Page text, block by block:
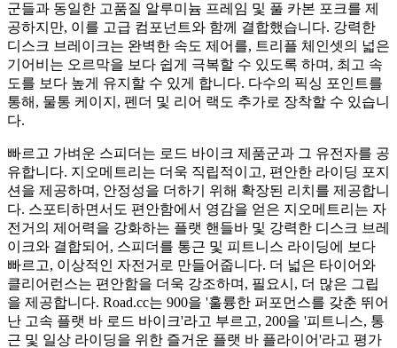
군들과 동일한 고품질 알루미늄 프레임 및 풀 카본 포크를 제
공하지만, 이를 고급 컴포넌트와 함께 결합했습니다. 강력한
디스크 브레이크는 완벽한 속도 제어를, 트리플 체인셋의 넓은
기어비는 오르막을 보다 쉽게 극복할 수 있도록 하며, 최고 속
도를 보다 높게 유지할 수 있게 합니다. 다수의 픽싱 포인트를
통해, 물통 케이지, 펜더 및 리어 랙도 추가로 장착할 수 있습니
다.
빠르고 가벼운 스피더는 로드 바이크 제품군과 그 유전자를 공
유합니다. 지오메트리는 더욱 직립적이고, 편안한 라이딩 포지
션을 제공하며, 안정성을 더하기 위해 확장된 리치를 제공합니
다. 스포티하면서도 편안함에서 영감을 얻은 지오메트리는 자
전거의 제어력을 강화하는 플랫 핸들바 및 강력한 디스크 브레
이크와 결합되어, 스피더를 통근 및 피트니스 라이딩에 보다
빠르고, 이상적인 자전거로 만들어줍니다. 더 넓은 타이어와
클리어런스는 편안함을 더욱 강조하며, 필요시, 더 많은 그립
을 제공합니다. Road.cc는 900을 '훌륭한 퍼포먼스를 갖춘 뛰어
난 고속 플랫 바 로드 바이크'라고 부르고, 200을 '피트니스, 통
근 및 일상 라이딩을 위한 즐거운 플랫 바 플라이어'라고 평가